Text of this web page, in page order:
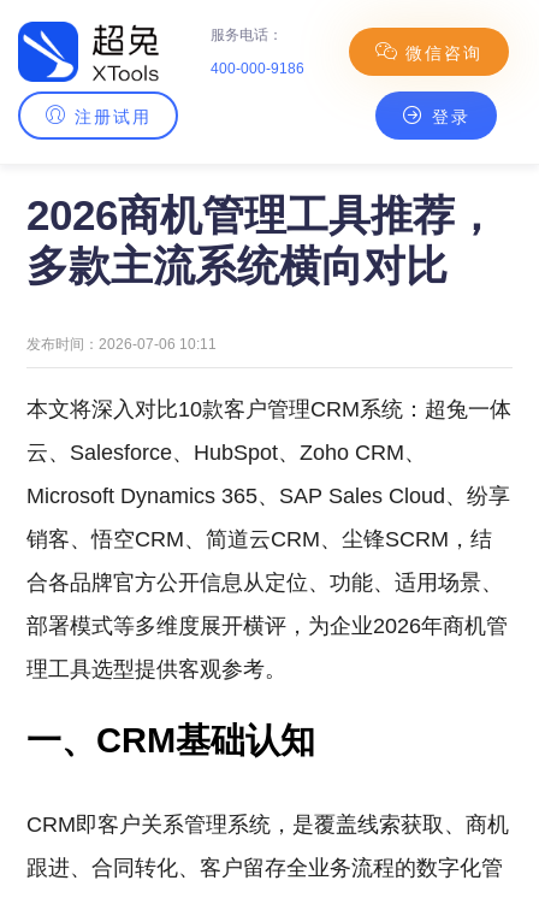
服务电话：
400-000-9186
微信咨询
注册试用 登录
主页>CRM百科> 2026商机管理工具推荐，多款主流系统横向对比
2026商机管理工具推荐，
多款主流系统横向对比
发布时间：2026-07-06 10:11
本文将深入对比10款客户管理CRM系统：超兔一体
云、Salesforce、HubSpot、Zoho CRM、
Microsoft Dynamics 365、SAP Sales Cloud、纷享
销客、悟空CRM、简道云CRM、尘锋SCRM，结
合各品牌官方公开信息从定位、功能、适用场景、
部署模式等多维度展开横评，为企业2026年商机管
理工具选型提供客观参考。
一、CRM基础认知
CRM即客户关系管理系统，是覆盖线索获取、商机
跟进、合同转化、客户留存全业务流程的数字化管